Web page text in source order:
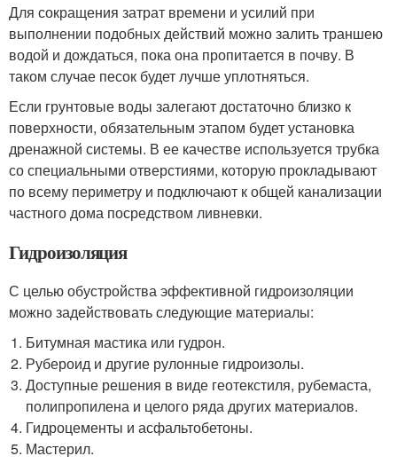
Для сокращения затрат времени и усилий при
выполнении подобных действий можно залить траншею
водой и дождаться, пока она пропитается в почву. В
таком случае песок будет лучше уплотняться.
Если грунтовые воды залегают достаточно близко к
поверхности, обязательным этапом будет установка
дренажной системы. В ее качестве используется трубка
со специальными отверстиями, которую прокладывают
по всему периметру и подключают к общей канализации
частного дома посредством ливневки.
Гидроизоляция
С целью обустройства эффективной гидроизоляции
можно задействовать следующие материалы:
Битумная мастика или гудрон.
Рубероид и другие рулонные гидроизолы.
Доступные решения в виде геотекстиля, рубемаста,
полипропилена и целого ряда других материалов.
Гидроцементы и асфальтобетоны.
Мастерил.